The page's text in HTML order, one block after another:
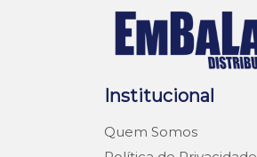
Institucional
Quem Somos